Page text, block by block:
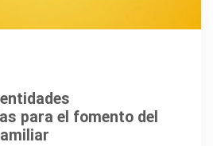
para el fomento del